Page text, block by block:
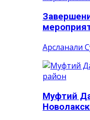
Арсланали
Муфтий